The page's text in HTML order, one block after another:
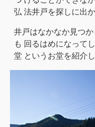
弘 法井戸を探しに出か
井戸はなかなか見つ
も 回るはめになって
堂 というお堂を紹介し